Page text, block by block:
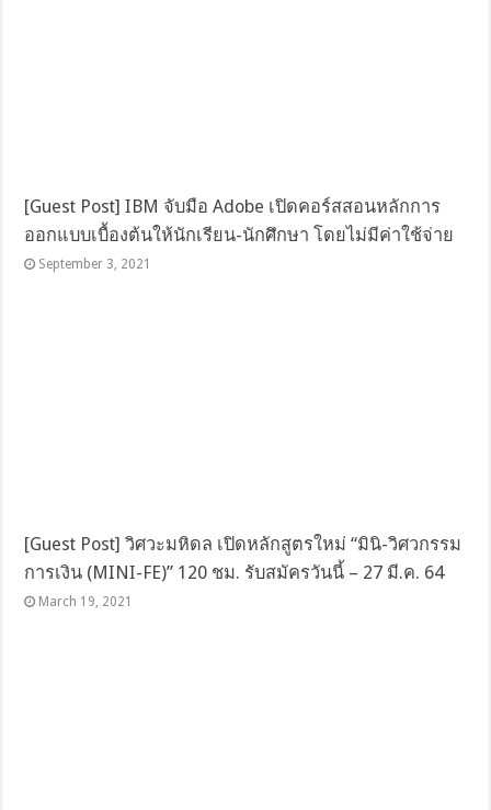
[Guest Post] IBM จับมือ Adobe เปิดคอร์สสอนหลักการ
ออกแบบเบื้องต้นให้นักเรียน-นักศึกษา โดยไม่มีค่าใช้จ่าย
September 3, 2021
[Guest Post] วิศวะมหิดล เปิดหลักสูตรใหม่ “มินิ-วิศวกรรม
การเงิน (MINI-FE)” 120 ชม. รับสมัครวันนี้ – 27 มี.ค. 64
March 19, 2021